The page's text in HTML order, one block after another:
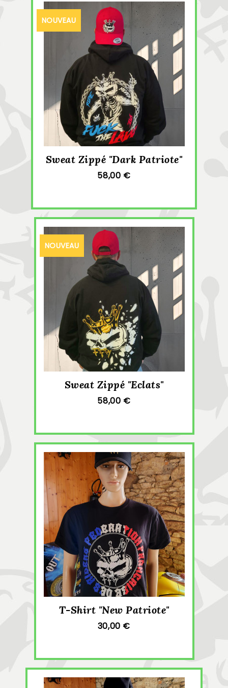
NOUVEAU
Sweat Zippé "Dark Patriote"
58,00 €
NOUVEAU
Sweat Zippé "Eclats"
58,00 €
T-Shirt "New Patriote"
30,00 €